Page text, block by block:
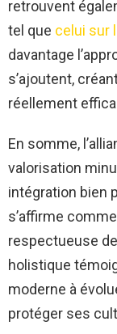
retrouvent
tel que celui sur
davantage
s’ajoutent,
réellement
En somme,
valorisation
intégration bien
s’affirme
respectueuse
holistique
moderne à
protéger ses